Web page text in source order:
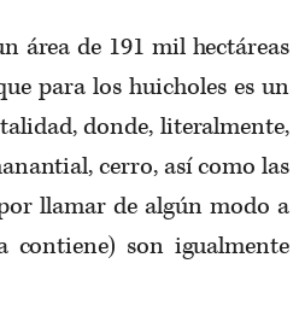
área de 191 mil hectáreas
para los huicholes es un
donde, literalmente,
cerro, así como las
llamar de algún modo a
contiene) son igualmente